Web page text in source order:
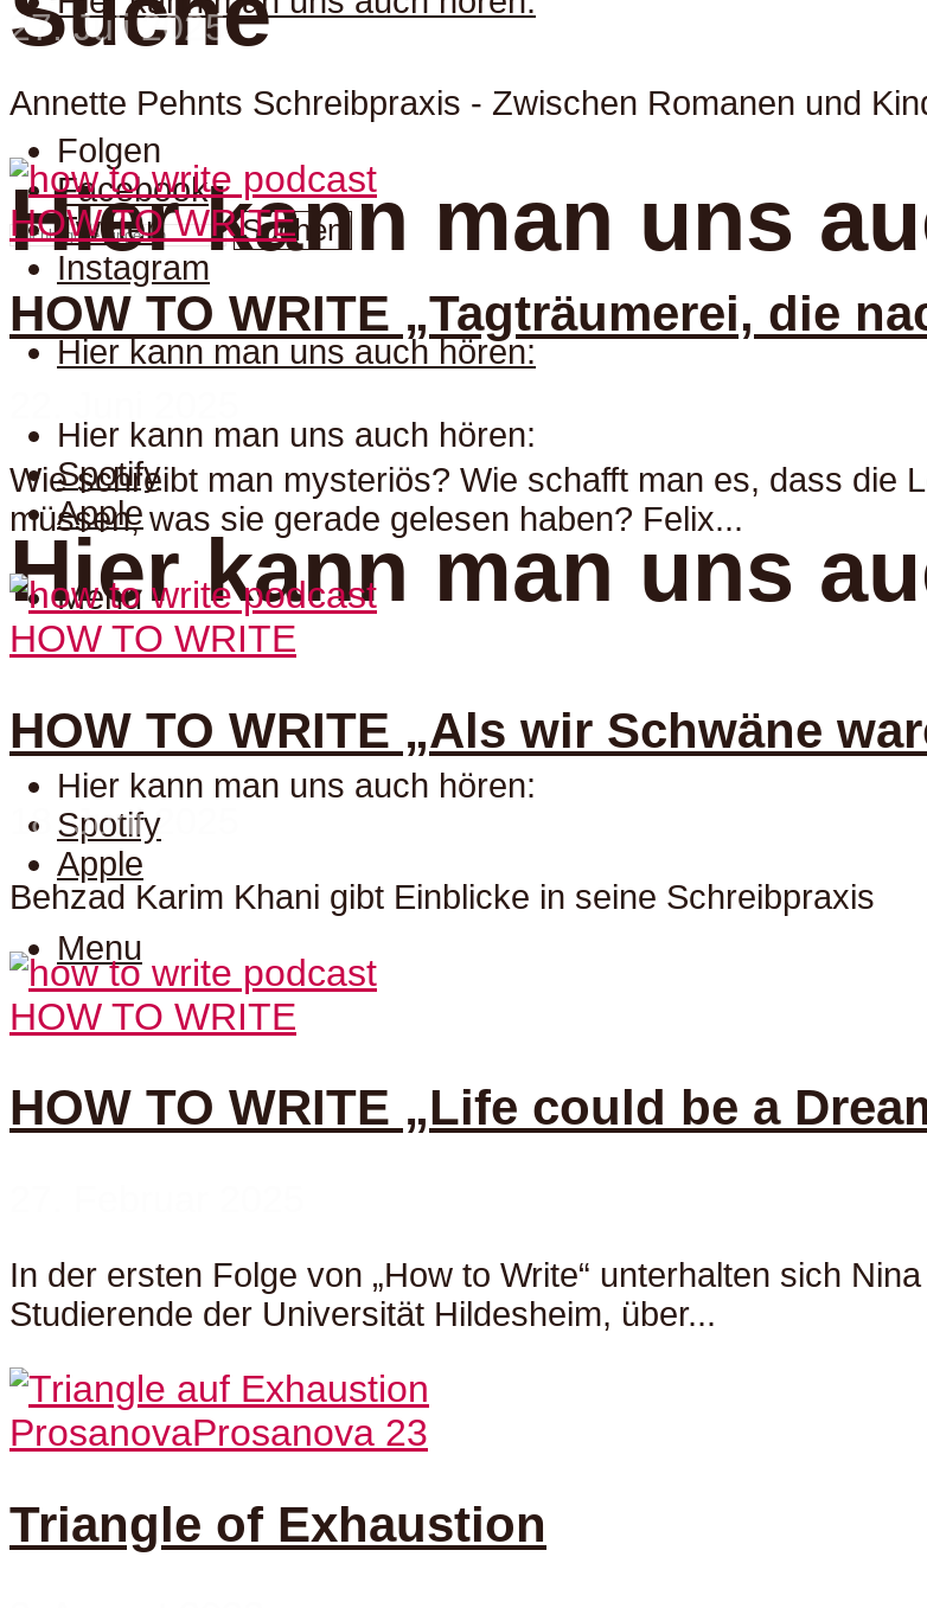
Suchen
Hier kann man uns
Hier kann man uns auch hören:
Spotify
Apple
Menu
Folgen
Facebook
Twitter
Instagram
Hier kann man uns auch hören:
Hier kann man uns
Hier kann man uns auch hören:
Spotify
Apple
Menu
27. Juli 2025
Annette Pehnts Schreibpraxis - Zwischen Romanen und
HOW TO WRITE
HOW TO WRITE „Tagträumerei, die
Wie schreibt man mysteriös? Wie schafft man es, dass die
müssen, was sie gerade gelesen haben? Felix...
HOW TO WRITE
HOW TO WRITE „Als wir Schwäne
18. Juni 2025
Behzad Karim Khani gibt Einblicke in seine Schreibpraxis
HOW TO WRITE
HOW TO WRITE „Life could be a
In der ersten Folge von „How to Write“ unterhalten sich
Studierende der Universität Hildesheim, über...
ProsanovaProsanova 23
Triangle of Exhaustion